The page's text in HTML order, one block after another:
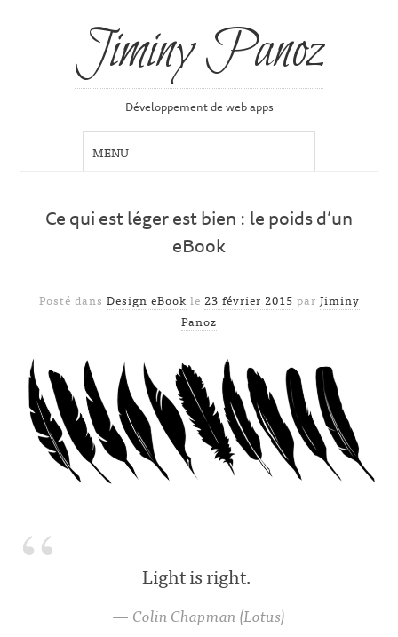
Jiminy Panoz
Développement de web apps
Ce qui est léger est bien : le poids d’un
eBook
Posté dans Design eBook le 23 février 2015 par Jiminy
Panoz
Light is right.
Colin Chapman (Lotus)